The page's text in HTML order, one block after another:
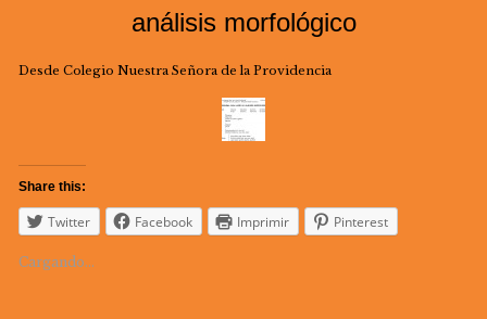
análisis morfológico
Desde Colegio Nuestra Señora de la Providencia
Share this:
Twitter Facebook Imprimir Pinterest
Cargando...